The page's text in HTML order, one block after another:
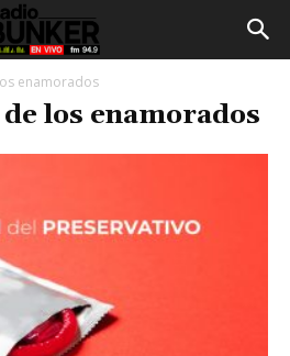
enamorados
los enamorados